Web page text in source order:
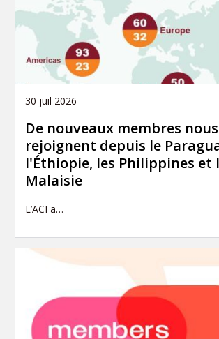
30 juil 2026
De nouveaux membres nous
rejoignent depuis le
l'Éthiopie, les Philippines et
Malaisie
L’ACI a…